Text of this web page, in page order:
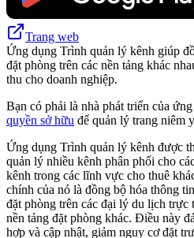
Trang web
Ứng dụng Trình quản lý kênh giúp
đặt phòng trên các nền tảng khác
thu cho doanh nghiệp.
Bạn có phải là nhà phát triển của
quyền sở hữu để quản lý trang niêm
Ứng dụng Trình quản lý kênh được
quản lý nhiều kênh phân phối cho
kênh trong các lĩnh vực cho thuê
chính của nó là đồng bộ hóa thông
đặt phòng trên các đại lý du lịch
nền tảng đặt phòng khác. Điều này
hợp và cập nhật, giảm nguy cơ đặt